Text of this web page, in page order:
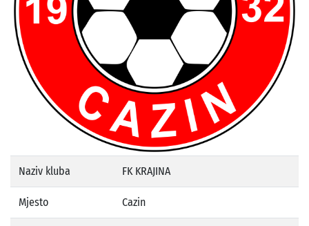
Naziv kluba FK KRAJINA
Mjesto Cazin